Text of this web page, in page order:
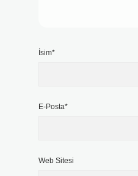
İsim*
E-Posta*
Web Sitesi